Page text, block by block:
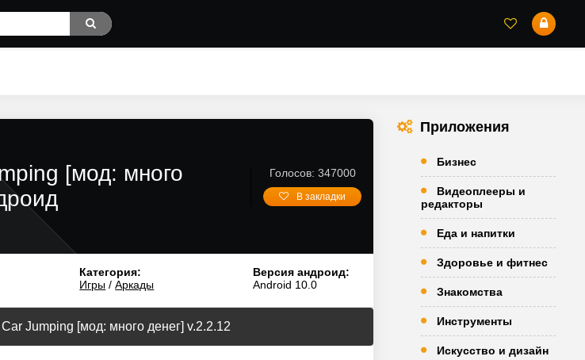
[мод: много
Голосов: 347000
В закладки
Категория:
Игры /Аркады
Версия андроид:
Android 10.0
Jumping [мод: много денег] v.2.2.12
Приложения
Бизнес
Видеоплееры и
редакторы
Еда и напитки
Здоровье и фитнес
Знакомства
Инструменты
Искусство и дизайн